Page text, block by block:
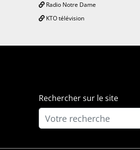
Radio Notre Dame
KTO télévision
Rechercher sur le site